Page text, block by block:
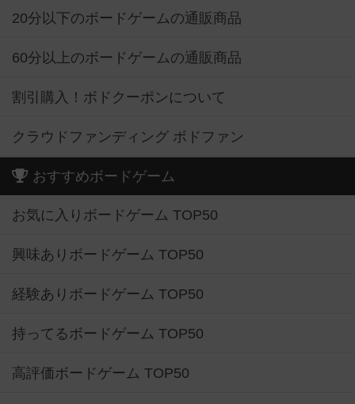
20分以下のボードゲームの通販商品
60分以上のボードゲームの通販商品
割引購入！ボドクーポンについて
クラウドファンディング ボドファン
おすすめボードゲーム
お気に入りボードゲーム TOP50
興味ありボードゲーム TOP50
経験ありボードゲーム TOP50
持ってるボードゲーム TOP50
高評価ボードゲーム TOP50